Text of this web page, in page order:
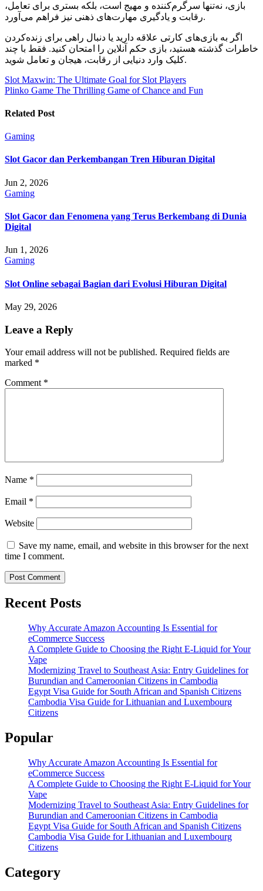
بازی، نه‌تنها سرگرم‌کننده و مهیج است، بلکه بستری برای تعامل،
رقابت و یادگیری مهارت‌های ذهنی نیز فراهم می‌آورد.
اگر به بازی‌های کارتی علاقه دارید یا دنبال راهی برای زنده‌کردن
خاطرات گذشته هستید، بازی حکم آنلاین را امتحان کنید. فقط با چند
کلیک وارد دنیایی از رقابت، هیجان و تعامل شوید.
Post
navigation
Slot Maxwin: The Ultimate Goal for Slot Players
Plinko Game The Thrilling Game of Chance and Fun
Related Post
Gaming
Slot Gacor dan Perkembangan Tren Hiburan Digital
Jun 2, 2026
Gaming
Slot Gacor dan Fenomena yang Terus Berkembang di Dunia
Digital
Jun 1, 2026
Gaming
Slot Online sebagai Bagian dari Evolusi Hiburan Digital
May 29, 2026
Leave a Reply
Your email address will not be published. Required fields are
marked *
Comment *
Name *
Email *
Website
Save my name, email, and website in this browser for the next
time I comment.
Recent Posts
Why Accurate Amazon Accounting Is Essential for
eCommerce Success
A Complete Guide to Choosing the Right E-Liquid for Your
Vape
Modernizing Travel to Southeast Asia: Entry Guidelines for
Burundian and Cameroonian Citizens in Cambodia
Egypt Visa Guide for South African and Spanish Citizens
Cambodia Visa Guide for Lithuanian and Luxembourg
Citizens
Popular
Why Accurate Amazon Accounting Is Essential for
eCommerce Success
A Complete Guide to Choosing the Right E-Liquid for Your
Vape
Modernizing Travel to Southeast Asia: Entry Guidelines for
Burundian and Cameroonian Citizens in Cambodia
Egypt Visa Guide for South African and Spanish Citizens
Cambodia Visa Guide for Lithuanian and Luxembourg
Citizens
Category